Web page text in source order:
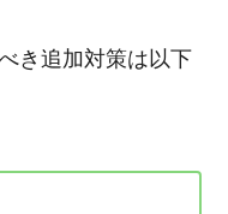
き追加対策は以下